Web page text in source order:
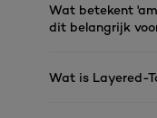
Wat betekent
dit belangrijk
Wat is Layered-